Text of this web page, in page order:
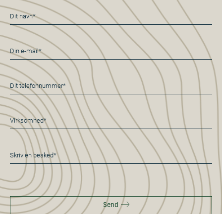
Navn
*
E-
mail
*
Telefon
*
Virksomhed*
*
Besked
*
Send